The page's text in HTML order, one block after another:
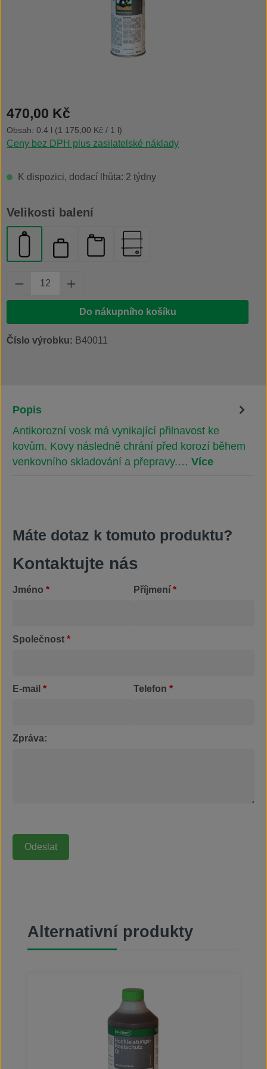
Běžná cena:
470,00 Kč
Obsah: 0.4 l (1 175,00 Kč / 1 l)
Ceny bez DPH plus zasilatelské náklady
K dispozici, dodací lhůta: 2 týdny
Vyberte
Velikosti balení
aerosolový rozprašovač 400 ml
plechová láhev 500 ml
kanystr 20 lplechový sud 200 l
Množství produktu: Zadejte požadované
Do nákupního košíku
Číslo výrobku: B40011
Popis
Antikorozní vosk má vynikající přilnavost ke
kovům. Kovy následně chrání před korozí během
venkovního skladování a přepravy.… Více
Máte dotaz k tomuto produktu?
Kontaktujte nás
Jméno * Příjmení *
Společnost *
E-mail * Telefon *
Zpráva:
Přeskočit galerii produktů
Alternativní produkty